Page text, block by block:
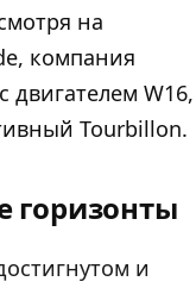
на
компания
двигателем W16,
Tourbillon.
горизонты
и